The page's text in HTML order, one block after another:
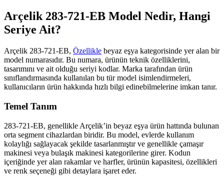
Arçelik 283-721-EB Model Nedir, Hangi
Seriye Ait?
Arçelik 283-721-EB, Özellikle beyaz eşya kategorisinde yer alan bir
model numarasıdır. Bu numara, ürünün teknik özelliklerini,
tasarımını ve ait olduğu seriyi kodlar. Marka tarafından ürün
sınıflandırmasında kullanılan bu tür model isimlendirmeleri,
kullanıcıların ürün hakkında hızlı bilgi edinebilmelerine imkan tanır.
Temel Tanım
283-721-EB, genellikle Arçelik’in beyaz eşya ürün hattında bulunan
orta segment cihazlardan biridir. Bu model, evlerde kullanım
kolaylığı sağlayacak şekilde tasarlanmıştır ve genellikle çamaşır
makinesi veya bulaşık makinesi kategorilerine girer. Kodun
içeriğinde yer alan rakamlar ve harfler, ürünün kapasitesi, özellikleri
ve renk seçeneği gibi detaylara işaret eder.